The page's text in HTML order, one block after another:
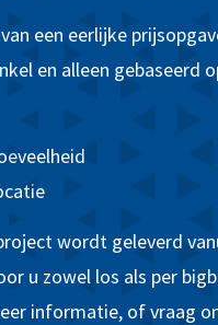
een eerlijke
en alleen gebaseerd
wordt geleverd
u zowel los als per
informatie, of vraag